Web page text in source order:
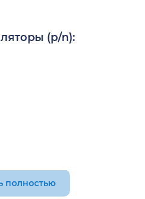
(p/n):
полностью